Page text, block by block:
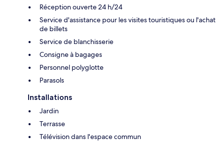
Réception ouverte 24 h/24
Service d'assistance pour les visites touristiques ou l'achat
de billets
Service de blanchisserie
Consigne à bagages
Personnel polyglotte
Parasols
Installations
Jardin
Terrasse
Télévision dans l'espace commun